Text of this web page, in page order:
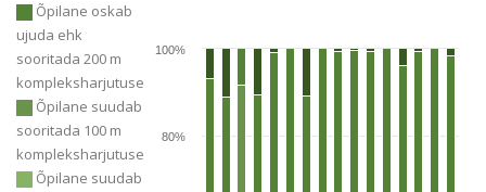
Õpilane oskab
ujuda ehk
sooritada 200 m
kompleksharjutuse
Õpilane suudab
sooritada 100 m
kompleksharjutuse
Õpilane suudab
80%
100%